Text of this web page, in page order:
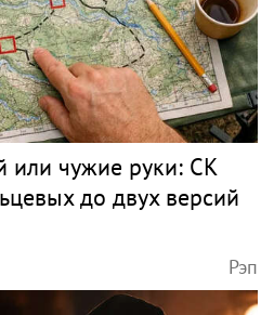
или чужие руки: СК
до двух версий
Рэп